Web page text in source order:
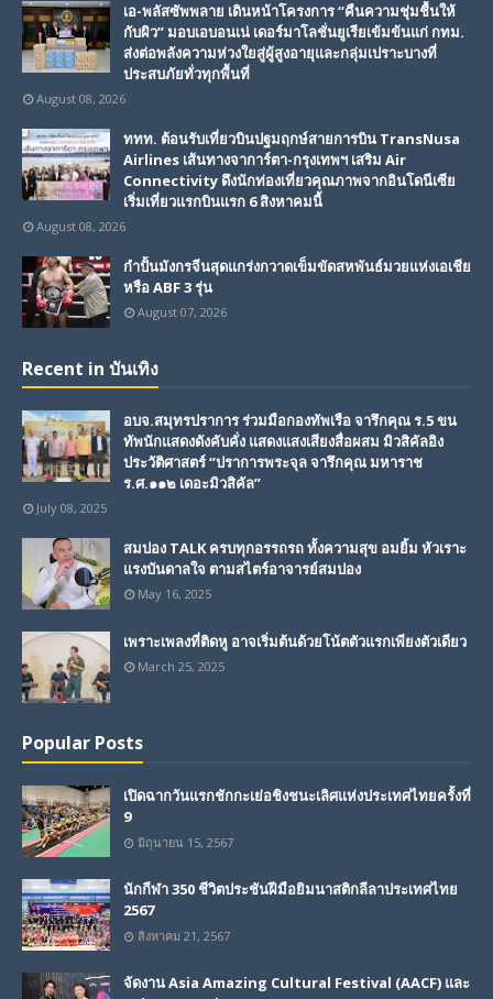
เอ-พลัสซัพพลาย เดินหน้าโครงการ “คืนความชุ่มชื้นให้
กับผิว” มอบเอบอนเน่ เดอร์มาโลชั่นยูเรียเข้มข้นแก่ กทม.
ส่งต่อพลังความห่วงใยสู่ผู้สูงอายุและกลุ่มเปราะบางที่
ประสบภัยทั่วทุกพื้นที่
August 08, 2026
ททท. ต้อนรับเที่ยวบินปฐมฤกษ์สายการบิน TransNusa
Airlines เส้นทางจาการ์ตา-กรุงเทพฯ เสริม Air
Connectivity ดึงนักท่องเที่ยวคุณภาพจากอินโดนีเซีย
เริ่มเที่ยวแรกบินแรก 6 สิงหาคมนี้
August 08, 2026
กำปั้นมังกรจีนสุดแกร่งกวาดเข็มขัดสหพันธ์มวยแห่งเอเชีย
หรือ ABF 3 รุ่น
August 07, 2026
Recent in บันเทิง
อบจ.สมุทรปราการ ร่วมมือกองทัพเรือ จารึกคุณ ร.5 ขน
ทัพนักแสดงดังคับคั่ง แสดงแสงเสียงสื่อผสม มิวสิคัลอิง
ประวัติศาสตร์ “ปราการพระจุล จารึกคุณ มหาราช
ร.ศ.๑๑๒ เดอะมิวสิคัล”
July 08, 2025
สมปอง TALK ครบทุกอรรถรถ ทั้งความสุข อมยิ้ม หัวเราะ
แรงบันดาลใจ ตามสไตร์อาจารย์สมปอง
May 16, 2025
เพราะเพลงที่ติดหู อาจเริ่มต้นด้วยโน้ตตัวแรกเพียงตัวเดียว
March 25, 2025
Popular Posts
เปิดฉากวันแรกชักกะเย่อชิงชนะเลิศแห่งประเทศไทยครั้งที่
9
มิถุนายน 15, 2567
นักกีฬา 350 ชีวิตประชันฝีมือยิมนาสติกลีลาประเทศไทย
2567
สิงหาคม 21, 2567
จัดงาน Asia Amazing Cultural Festival (AACF) และ